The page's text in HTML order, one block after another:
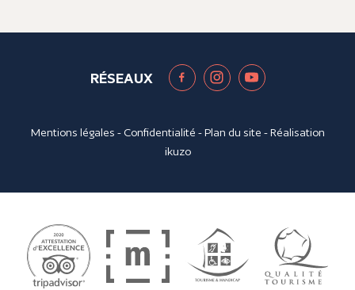
RÉSEAUX
Mentions légales - Confidentialité -Plan du site - Réalisation
ikuzo